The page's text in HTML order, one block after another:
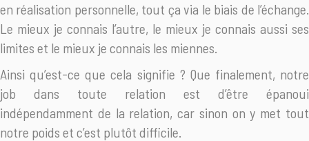
en réalisation personnelle, tout ça via le biais de l’échange.
Le mieux je connais l’autre, le mieux je connais aussi ses
limites et le mieux je connais les miennes.
Ainsi qu’est-ce que cela signifie ? Que finalement, notre
job dans toute relation est d’être épanoui
indépendamment de la relation, car sinon on y met tout
notre poids et c’est plutôt difficile.